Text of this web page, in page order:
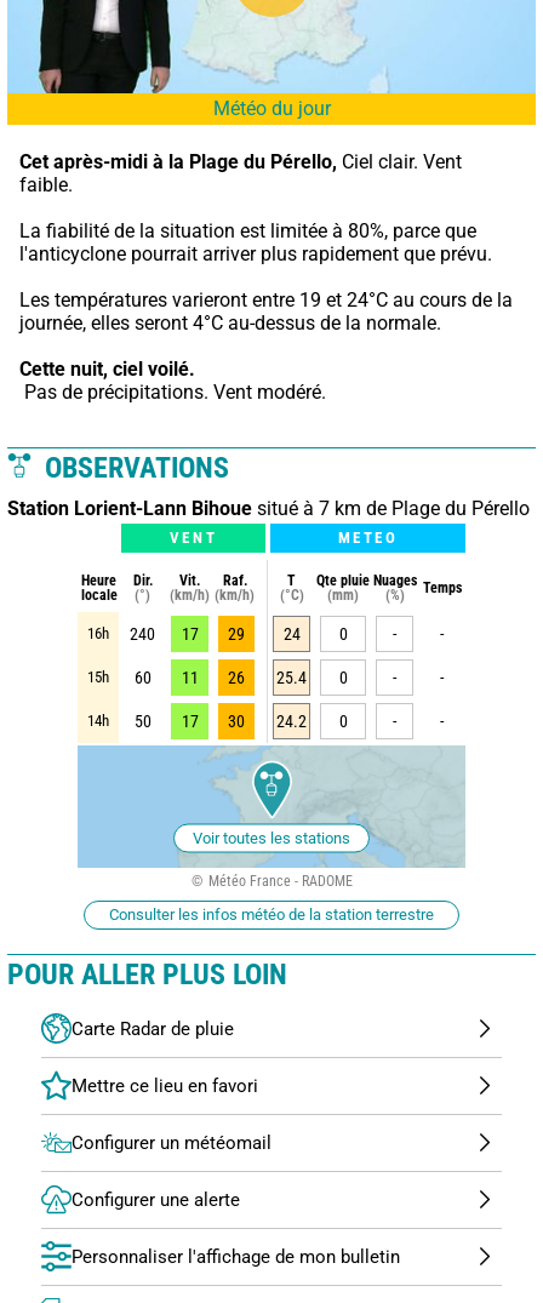
Météo du jour
Cet après-midi à la Plage du Pérello, Ciel clair. Vent
faible.
La fiabilité de la situation est limitée à 80%, parce que
l'anticyclone pourrait arriver plus rapidement que prévu.
Les températures varieront entre 19 et 24°C au cours de la
journée, elles seront 4°C au-dessus de la normale.
Cette nuit, ciel voilé.
Pas de précipitations. Vent modéré.
OBSERVATIONS
Station Lorient-Lann Bihoue situé à 7 km de Plage du Pérello
VENT METEO
Heure
locale
Dir.
(°)
Vit.
(km/h)
Raf.
(km/h)
T
(°C)
Qte pluie
(mm)
Nuages
(%)
Temps
16h 240 17 29 24 0 - -
15h 60 11 26 25.4 0 - -
14h 50 17 30 24.2 0 - -
Voir toutes les stations
Météo France - RADOME
Consulter les infos météo de la station terrestre
POUR ALLER PLUS LOIN
Carte Radar de pluie
Configurer un météomail
Configurer une alerte
Personnaliser l'affichage de mon bulletin